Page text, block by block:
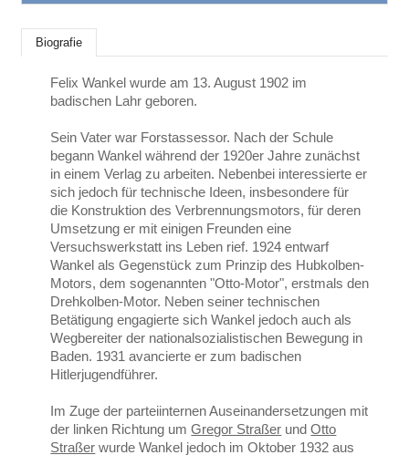
Biografie
Felix Wankel wurde am 13. August 1902 im
badischen Lahr geboren.
Sein Vater war Forstassessor. Nach der Schule
begann Wankel während der 1920er Jahre zunächst
in einem Verlag zu arbeiten. Nebenbei interessierte er
sich jedoch für technische Ideen, insbesondere für
die Konstruktion des Verbrennungsmotors, für deren
Umsetzung er mit einigen Freunden eine
Versuchswerkstatt ins Leben rief. 1924 entwarf
Wankel als Gegenstück zum Prinzip des Hubkolben-
Motors, dem sogenannten "Otto-Motor", erstmals den
Drehkolben-Motor. Neben seiner technischen
Betätigung engagierte sich Wankel jedoch auch als
Wegbereiter der nationalsozialistischen Bewegung in
Baden. 1931 avancierte er zum badischen
Hitlerjugendführer.
Im Zuge der parteiinternen Auseinandersetzungen mit
der linken Richtung umGregor Straßer undOtto
Straßer wurde Wankel jedoch im Oktober 1932 aus